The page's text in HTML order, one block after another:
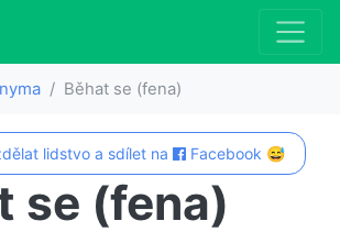
Běhat se (fena)
lidstvo a sdílet na Facebook 😅
se (fena)